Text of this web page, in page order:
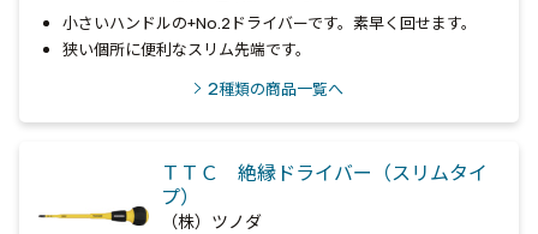
小さいハンドルの+No.2ドライバーです。素早く回せます。
狭い個所に便利なスリム先端です。
2種類の商品一覧へ
ＴＴＣ 絶縁ドライバー（スリムタイ
プ）
（株）ツノダ